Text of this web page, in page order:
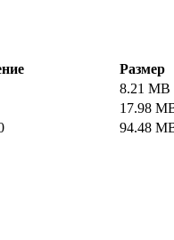
Размер
8.21 MB
17.98
94.48